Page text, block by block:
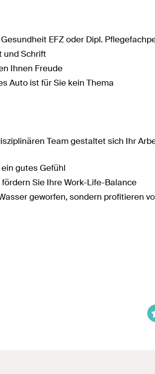
EFZ oder Dipl.
und Schrift
Ihnen Freude
Auto ist für Sie kein Thema
Team gestaltet sich Ihr
gutes Gefühl
Sie Ihre Work-Life-Balance
geworfen, sondern profitieren